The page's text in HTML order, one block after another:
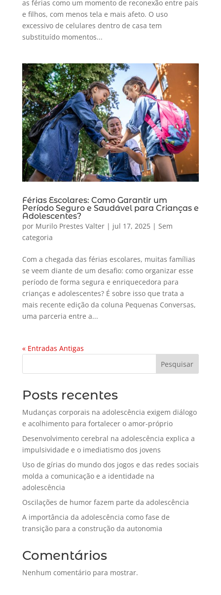
as férias como um momento de reconexão entre pais
e filhos, com menos tela e mais afeto. O uso
excessivo de celulares dentro de casa tem
substituído momentos...
Férias Escolares: Como Garantir um
Período Seguro e Saudável para Crianças e
Adolescentes?
por Murilo Prestes Valter| jul 17, 2025| Sem
categoria
Com a chegada das férias escolares, muitas famílias
se veem diante de um desafio: como organizar esse
período de forma segura e enriquecedora para
crianças e adolescentes? É sobre isso que trata a
mais recente edição da coluna Pequenas Conversas,
uma parceria entre a...
« Entradas Antigas
Pesquisar
Posts recentes
Mudanças corporais na adolescência exigem diálogo
e acolhimento para fortalecer o amor-próprio
Desenvolvimento cerebral na adolescência explica a
impulsividade e o imediatismo dos jovens
Uso de gírias do mundo dos jogos e das redes sociais
molda a comunicação e a identidade na
adolescência
Oscilações de humor fazem parte da adolescência
A importância da adolescência como fase de
transição para a construção da autonomia
Comentários
Nenhum comentário para mostrar.